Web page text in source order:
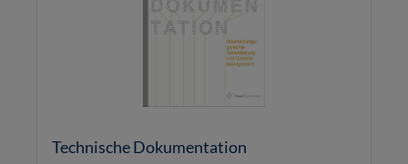
Technische Dokumentation